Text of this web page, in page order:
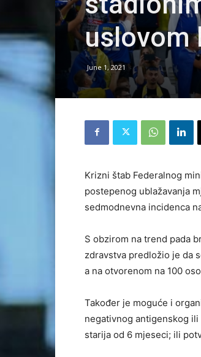
uslovom
June 1, 2021
Krizni štab Federalnog
postepenog ublažavanja
sedmodnevna incidenca
S obzirom na trend pada
zdravstva predložio je da
a na otvorenom na 100
Također je moguće i
negativnog antigenskog
starija od 6 mjeseci; ili